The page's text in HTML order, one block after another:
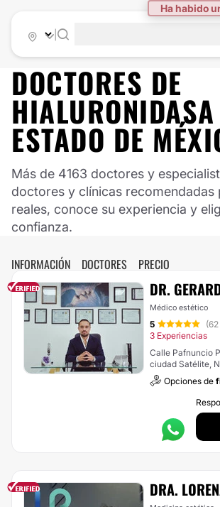
Ha habido
DOCTORES DE
HIALURONIDASA
ESTADO DE
Más de 4163 doctores y
doctores y clínicas recomendadas
reales, conoce su experiencia y
confianza.
INFORMACIÓN DOCTORES PRECIO
DR.
Médico estético
5
3 Experiencias
Calle Pafnuncio
ciudad Satélite,
Juárez
Opciones de
DRA.